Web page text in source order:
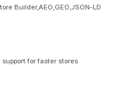
Builder,AEO,GEO,JSON-LD
for faster stores